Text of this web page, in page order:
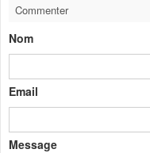
Commenter
Nom
Email
Message